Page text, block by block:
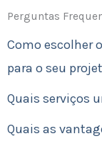
Perguntas
Como escolher
para o seu
Quais serviços
Quais as